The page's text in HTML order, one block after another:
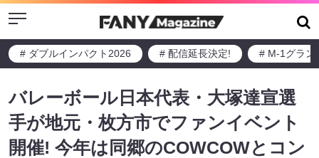
Menu
# ダブルインパクト2026 # 配信延長決定! # M-1グラン
バレーボール日本代表・大塚達宣選
手が地元・枚方市でファンイベント
開催! 今年は同郷のCOWCOWとコン